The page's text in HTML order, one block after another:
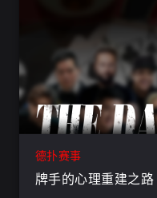
德扑赛事
牌手的心理重建之路